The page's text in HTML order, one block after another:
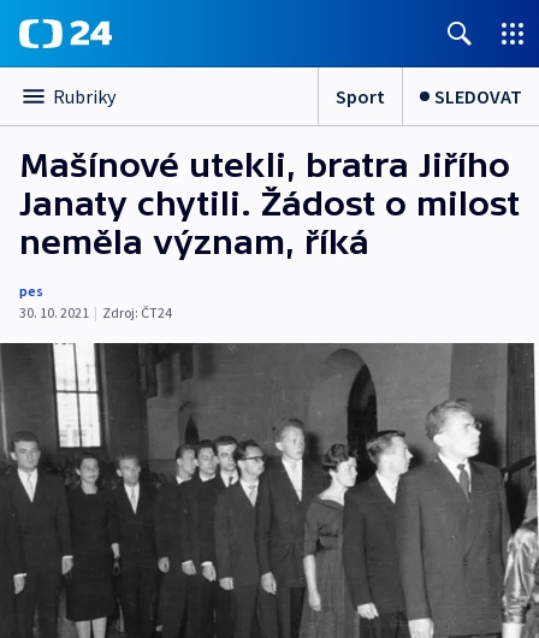
Rubriky Sport SLEDOVAT
Mašínové utekli, bratra Jiřího
Janaty chytili. Žádost o milost
neměla význam, říká
pes
30. 10. 2021 | Zdroj: ČT24